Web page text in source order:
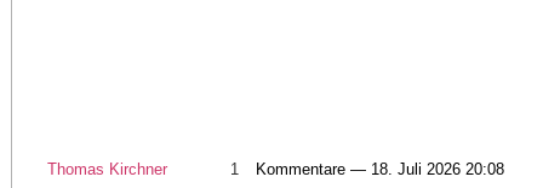
Thomas Kirchner 1 Kommentare — 18. Juli 2026 20:08